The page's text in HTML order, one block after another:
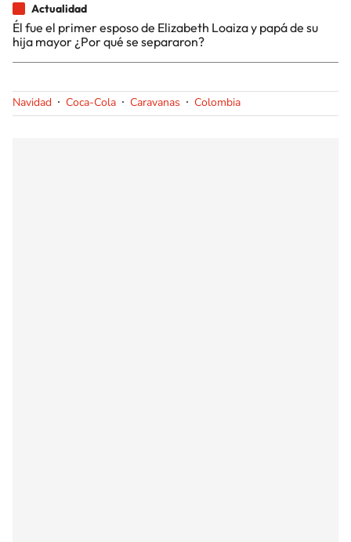
Actualidad
Él fue el primer esposo de Elizabeth Loaiza y papá de su
hija mayor ¿Por qué se separaron?
Navidad Coca-Cola Caravanas Colombia